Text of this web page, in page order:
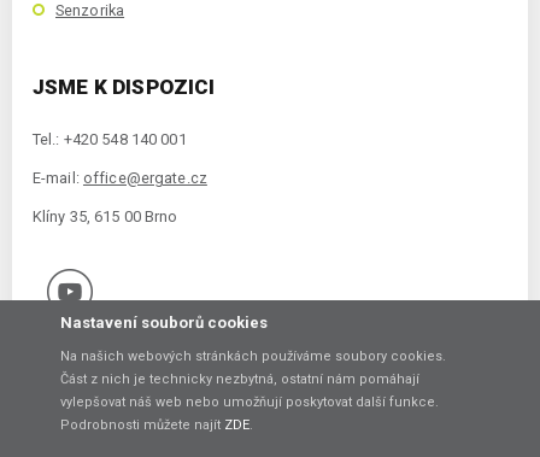
Senzorika
JSME K DISPOZICI
Tel.: +420 548 140 001
E-mail: office@ergate.cz
Klíny 35, 615 00 Brno
Copyright © 2021 ERGATE Automation s.r.o., Klíny 35, 61500 Brno
Nastavení souborů cookies
Na našich webových stránkách používáme soubory cookies.
Část z nich je technicky nezbytná, ostatní nám pomáhají
vylepšovat náš web nebo umožňují poskytovat další funkce.
Podrobnosti můžete najít ZDE.